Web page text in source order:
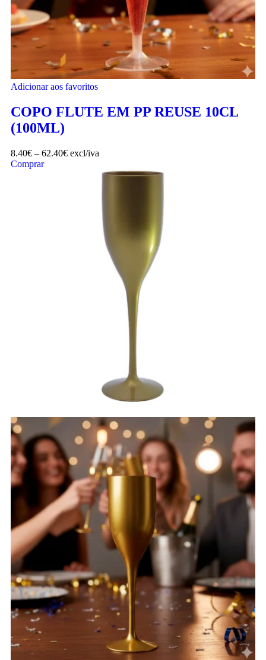
Adicionar aos favoritos
COPO FLUTE EM PP REUSE 10CL
(100ML)
8.40€ – 62.40€ excl/iva
Comprar